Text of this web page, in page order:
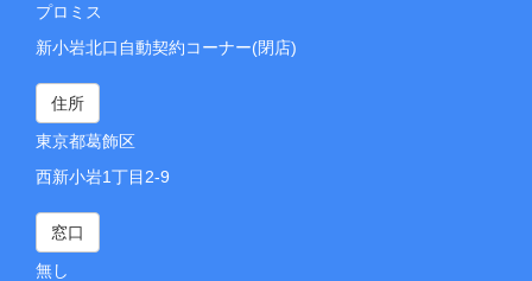
プロミス
新小岩北口自動契約コーナー(閉店)
住所
東京都葛飾区
西新小岩1丁目2-9
窓口
無し